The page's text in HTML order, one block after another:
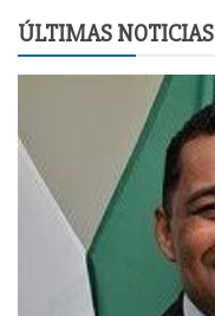
ÚLTIMAS NOTICIAS